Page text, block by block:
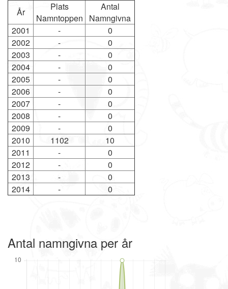
År
Plats
Namntoppen
Antal
Namngivna
2001
-
0
2002
-
0
2003
-
0
2004
-
0
2005
-
0
2006
-
0
2007
-
0
2008
-
0
2009
-
0
2010
1102
10
2011
-
0
2012
-
0
2013
-
0
2014
- 0
Antal namngivna per år